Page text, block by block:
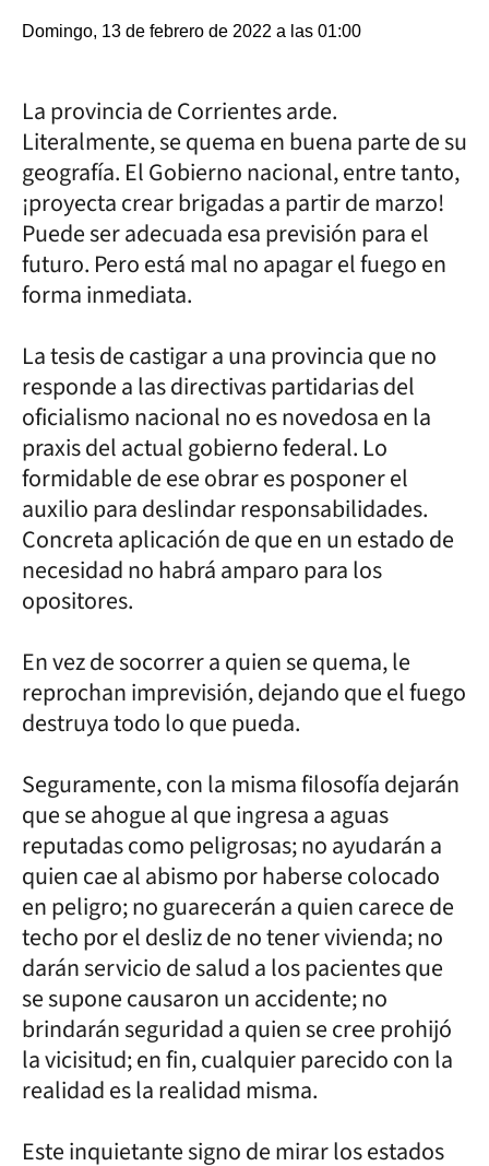
Domingo, 13 de febrero de 2022 a las 01:00
La provincia de Corrientes arde.
Literalmente, se quema en buena parte de su
geografía. El Gobierno nacional, entre tanto,
¡proyecta crear brigadas a partir de marzo!
Puede ser adecuada esa previsión para el
futuro. Pero está mal no apagar el fuego en
forma inmediata.
La tesis de castigar a una provincia que no
responde a las directivas partidarias del
oficialismo nacional no es novedosa en la
praxis del actual gobierno federal. Lo
formidable de ese obrar es posponer el
auxilio para deslindar responsabilidades.
Concreta aplicación de que en un estado de
necesidad no habrá amparo para los
opositores.
En vez de socorrer a quien se quema, le
reprochan imprevisión, dejando que el fuego
destruya todo lo que pueda.
Seguramente, con la misma filosofía dejarán
que se ahogue al que ingresa a aguas
reputadas como peligrosas; no ayudarán a
quien cae al abismo por haberse colocado
en peligro; no guarecerán a quien carece de
techo por el desliz de no tener vivienda; no
darán servicio de salud a los pacientes que
se supone causaron un accidente; no
brindarán seguridad a quien se cree prohijó
la vicisitud; en fin, cualquier parecido con la
realidad es la realidad misma.
Este inquietante signo de mirar los estados